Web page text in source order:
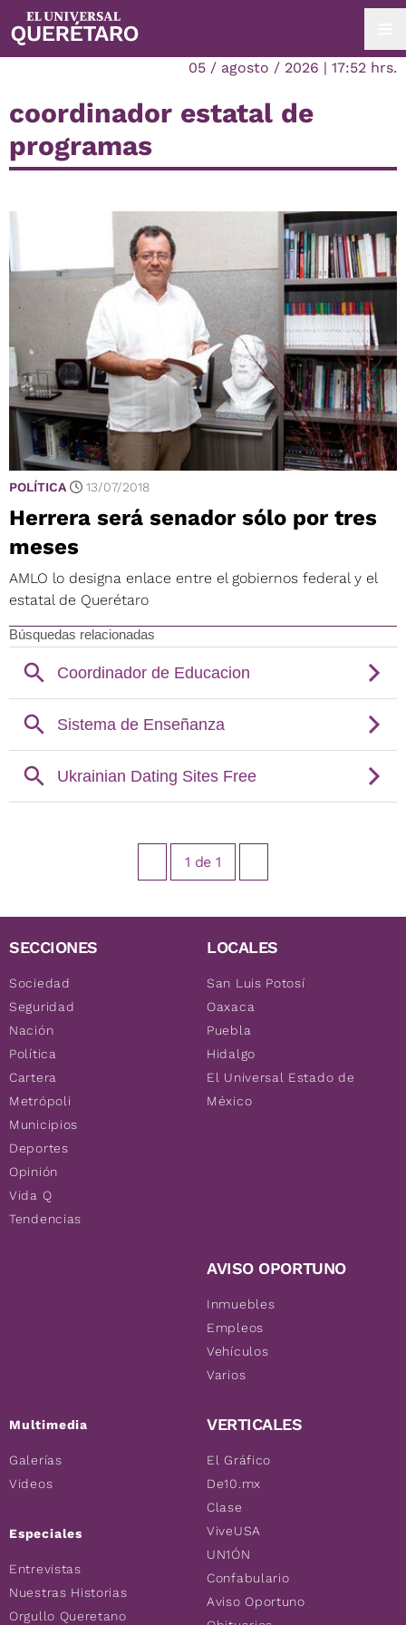
05 / agosto / 2026 | 17:52 hrs.
coordinador estatal de
programas
POLÍTICA 13/07/2018
Herrera será senador sólo por tres
meses
AMLO lo designa enlace entre el gobiernos federal y el
estatal de Querétaro
1 de 1
SECCIONES
Sociedad
Seguridad
Nación
Política
Cartera
Metrópoli
Municipios
Deportes
Opinión
Vida Q
Tendencias
Multimedia
Galerías
Videos
Especiales
Entrevistas
Nuestras Historias
Orgullo Queretano
LOCALES
San Luis Potosí
Oaxaca
Puebla
Hidalgo
El Universal Estado de
México
AVISO OPORTUNO
Inmuebles
Empleos
Vehículos
Varios
VERTICALES
El Gráfico
De10.mx
Clase
ViveUSA
UN1ÓN
Confabulario
Aviso Oportuno